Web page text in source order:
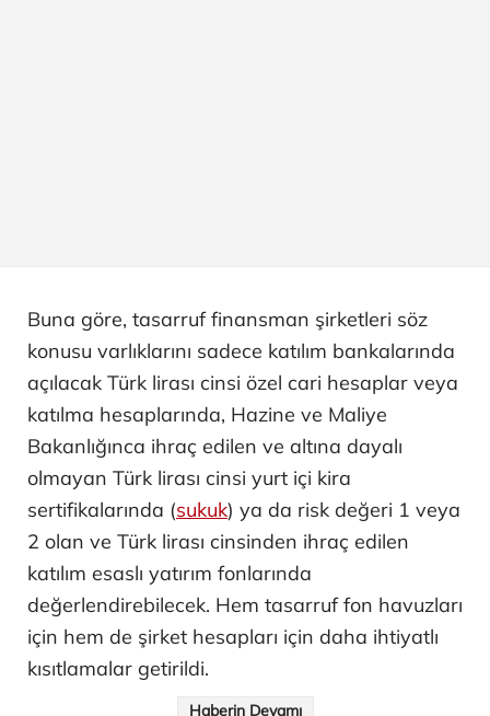
Buna göre, tasarruf finansman şirketleri söz
konusu varlıklarını sadece katılım bankalarında
açılacak Türk lirası cinsi özel cari hesaplar veya
katılma hesaplarında, Hazine ve Maliye
Bakanlığınca ihraç edilen ve altına dayalı
olmayan Türk lirası cinsi yurt içi kira
sertifikalarında (sukuk) ya da risk değeri 1 veya
2 olan ve Türk lirası cinsinden ihraç edilen
katılım esaslı yatırım fonlarında
değerlendirebilecek. Hem tasarruf fon havuzları
için hem de şirket hesapları için daha ihtiyatlı
kısıtlamalar getirildi.
Haberin Devamı